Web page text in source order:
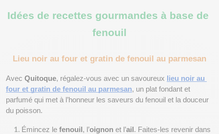
Idées de recettes gourmandes à base de
fenouil
Lieu noir au four et gratin de fenouil au parmesan
Avec Quitoque, régalez-vous avec un savoureux
lieu noir au
four et gratin de fenouil au parmesan, un plat fondant et
parfumé qui met à l’honneur les saveurs du fenouil et la douceur
du poisson.
Émincez le fenouil , l’oignon et l’ail . Faites-les revenir dans